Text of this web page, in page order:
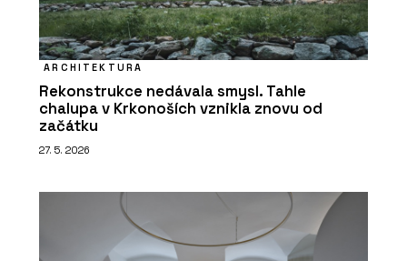
ARCHITEKTURA
Rekonstrukce nedávala smysl. Tahle
chalupa v Krkonoších vznikla znovu od
začátku
27. 5. 2026